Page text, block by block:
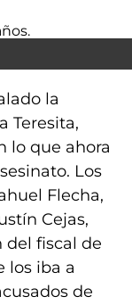
la
Teresita,
lo que ahora
Los
Flecha,
Cejas,
del fiscal de
los iba a
de